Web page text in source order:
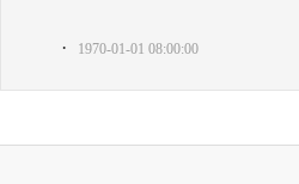
· 1970-01-01 08:00:00